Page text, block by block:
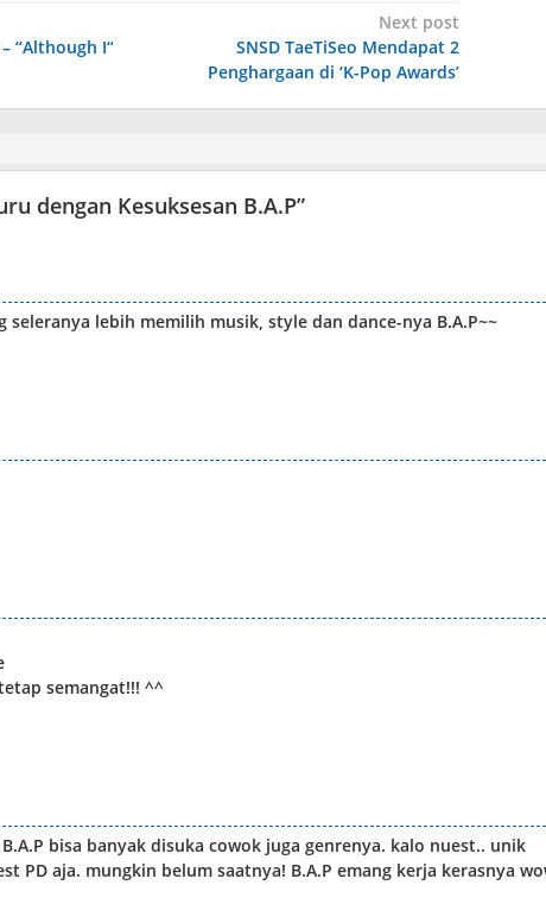
“Although I“
Next post
SNSD TaeTiSeo Mendapat 2
Penghargaan di ‘K-Pop Awards’
dengan Kesuksesan B.A.P”
lebih memilih musik, style dan dance-nya B.A.P~~
semangat!!! ^^
bisa banyak disuka cowok juga genrenya. kalo nuest.. unik
PD aja. mungkin belum saatnya! B.A.P emang kerja kerasnya